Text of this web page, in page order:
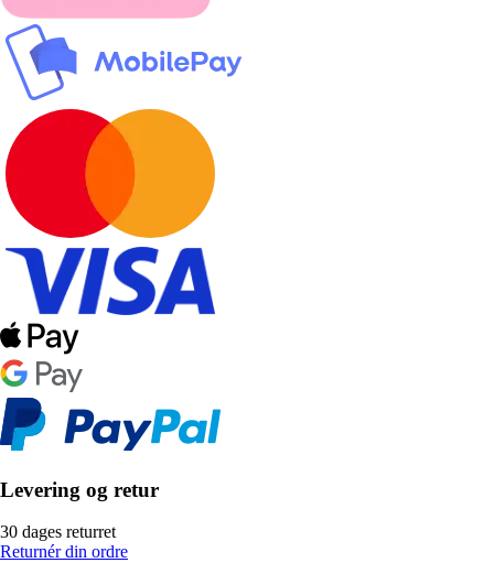
Levering og retur
30 dages returret
Returnér din ordre